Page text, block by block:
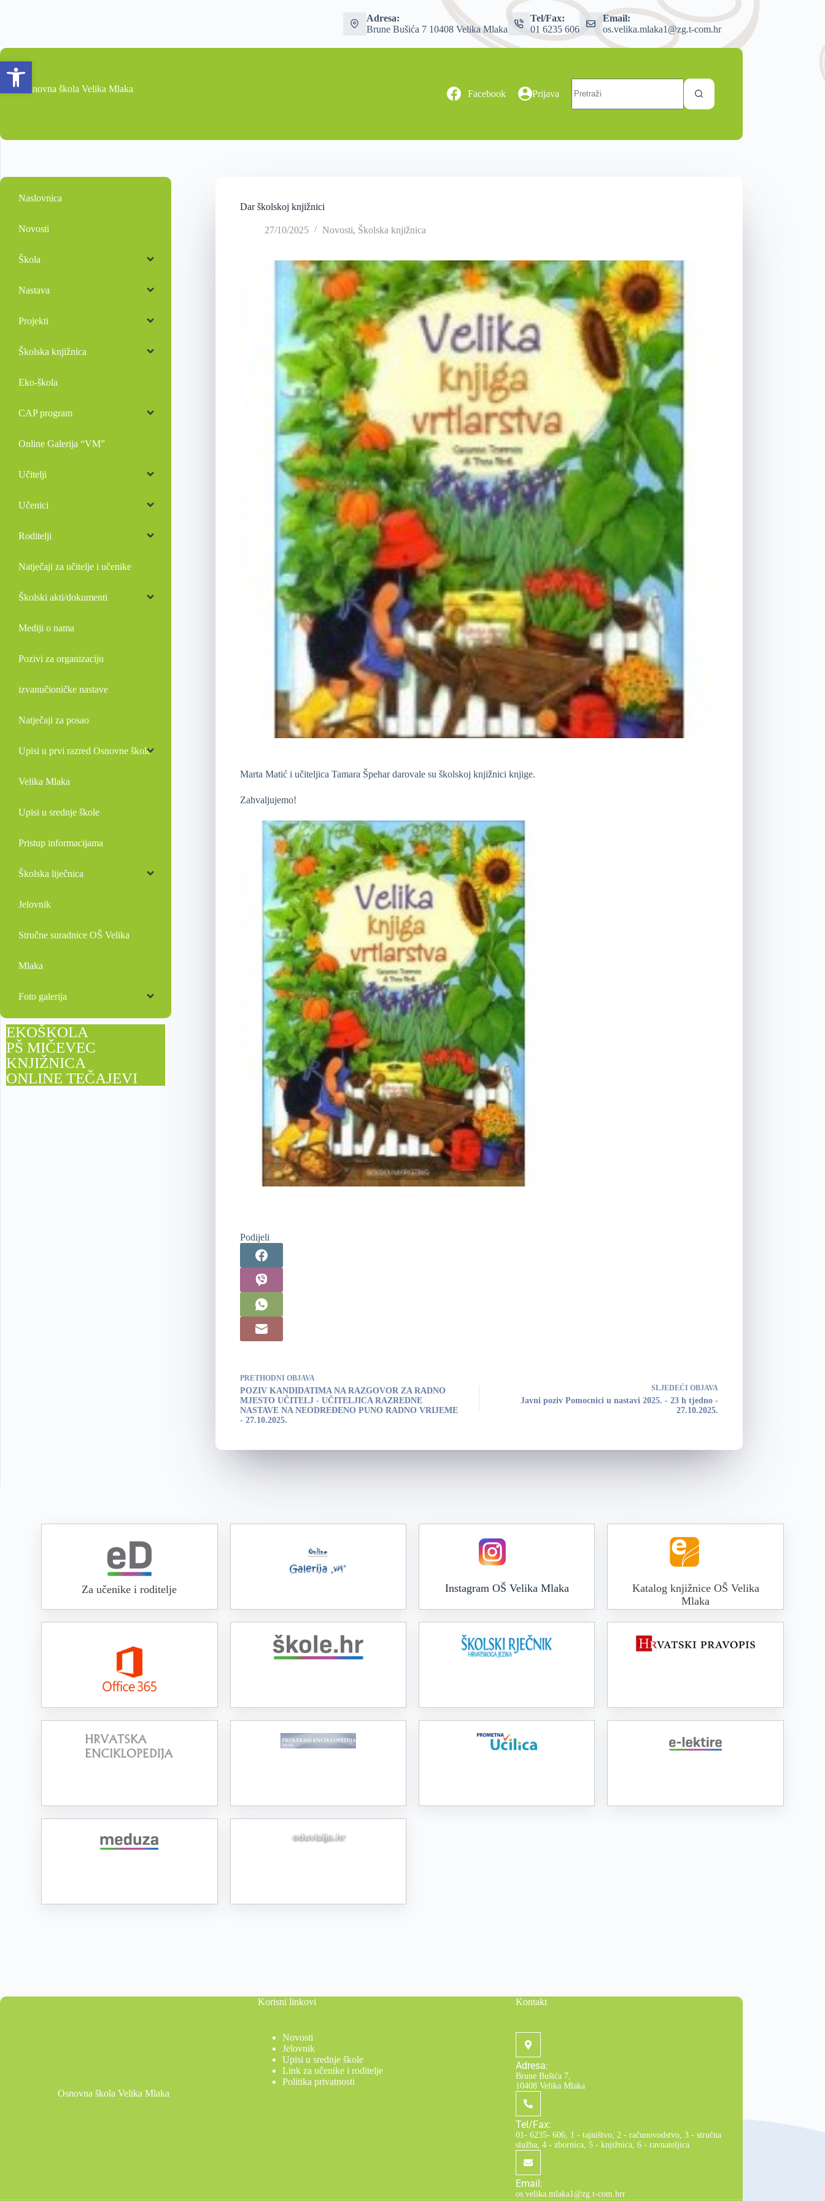
Open toolbar
Adresa:
Brune Bušića 7 10408 Velika Mlaka
Tel/Fax:
01 6235 606
Email:
os.velika.mlaka1@zg.t-com.hr
Osnovna škola Velika Mlaka Facebook Prijava
Dar školskoj knjižnici
27/10/2025 Novosti, Školska knjižnica
Marta Matić i učiteljica Tamara Špehar darovale su školskoj knjižnici knjige.
Zahvaljujemo!
Podijeli
PRETHODNI OBJAVA
POZIV KANDIDATIMA NA RAZGOVOR ZA RADNO
MJESTO UČITELJ - UČITELJICA RAZREDNE
NASTAVE NA NEODREĐENO PUNO RADNO VRIJEME
- 27.10.2025.
SLJEDEĆI OBJAVA
Javni poziv Pomocnici u nastavi 2025. - 23 h tjedno -
27.10.2025.
Naslovnica
Novosti
Škola
Nastava
Projekti
Školska knjižnica
Eko-škola
CAP program
Online Galerija “VM”
Učitelji
Učenici
Roditelji
Natječaji za učitelje i učenike
Školski akti/dokumenti
Mediji o nama
Pozivi za organizaciju
izvanučioničke nastave
Natječaji za posao
Upisi u prvi razred Osnovne škole
Velika Mlaka
Upisi u srednje škole
Pristup informacijama
Školska liječnica
Jelovnik
Stručne suradnice OŠ Velika
Mlaka
Foto galerija
EKOŠKOLA
PŠ MIČEVEC
KNJIŽNICA
ONLINE TEČAJEVI
Za učenike i roditelje Instagram OŠ Velika Mlaka
Katalog knjižnice OŠ Velika
Mlaka
Osnovna škola Velika Mlaka
Korisni linkovi
Novosti
Jelovnik
Upisi u srednje škole
Link za učenike i roditelje
Politika privatnosti
Kontakt
Adresa:
Brune Bušića 7,
10408 Velika Mlaka
Tel/Fax:
01- 6235- 606, 1 - tajništvo, 2 - računovodstvo, 3 - stručna
služba, 4 - zbornica, 5 - knjižnica, 6 - ravnateljica
Email:
os.velika.mlaka1@zg.t-com.hrr